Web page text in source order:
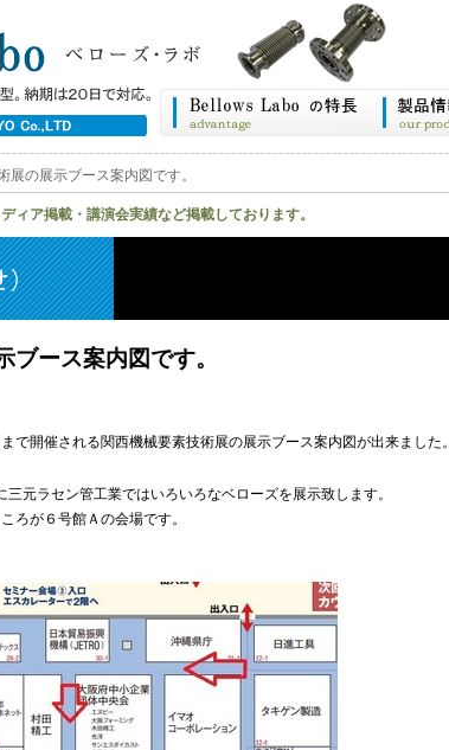
展の展示ブース案内図です。
ィア掲載・講演会実績など掲載しております。
ブース案内図です。
で開催される関西機械要素技術展の展示ブース案内図が出来ました。
三元ラセン管工業ではいろいろなベローズを展示致します。
ろが６号館Ａの会場です。